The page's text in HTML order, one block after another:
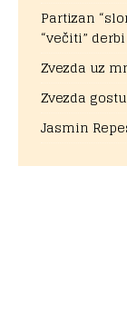
Partizan
“večiti” derbi
Zvezda uz
Zvezda
Jasmin